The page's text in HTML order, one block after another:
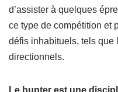
d’assister à quelques
ce type de compétition et
défis inhabituels, tels que
directionnels.